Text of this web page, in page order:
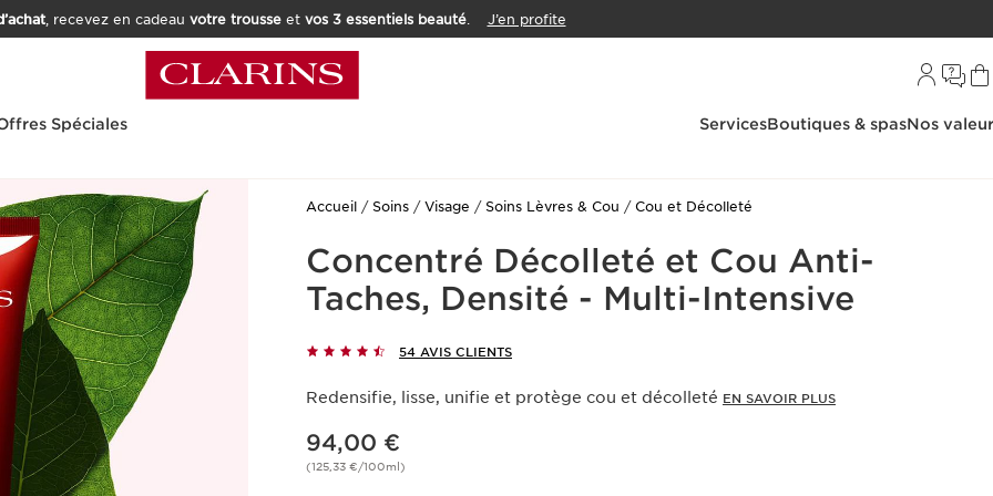
, recevez en cadeau votre trousseet vos 3 essentiels beauté. J’en profite
Spéciales ServicesBoutiques & spasNos
Accueil Soins Visage Soins Lèvres & Cou Cou et Décolleté
Concentré Décolleté et Cou Anti-
Taches, Densité - Multi-Intensive
54 AVIS CLIENTS
Redensifie, lisse, unifie et protège cou et décolleté EN SAVOIR PLUS
Nouveau prix 94,00 €
94,00 €
(125,33 €/100ml)